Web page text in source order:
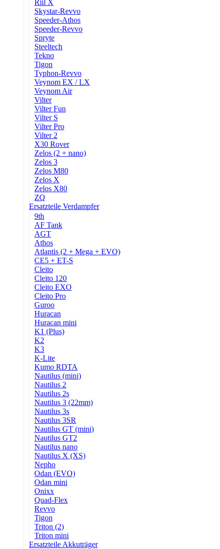
Riil X
Skystar-Revvo
Speeder-Athos
Speeder-Revvo
Spryte
Steeltech
Tekno
Tigon
Typhon-Revvo
Veynom EX / LX
Veynom Air
Vilter
Vilter Fun
Vilter S
Vilter Pro
Vilter 2
X30 Rover
Zelos (2 + nano)
Zelos 3
Zelos M80
Zelos X
Zelos X80
ZQ
Ersatzteile Verdampfer
9th
AF Tank
AGT
Athos
Atlantis (2 + Mega + EVO)
CE5 + ET-S
Cleito
Cleito 120
Cleito EXO
Cleito Pro
Guroo
Huracan
Huracan mini
K1 (Plus)
K2
K3
K-Lite
Kumo RDTA
Nautilus (mini)
Nautilus 2
Nautilus 2s
Nautilus 3 (22mm)
Nautilus 3s
Nautilus 3SR
Nautilus GT (mini)
Nautilus GT2
Nautilus nano
Nautilus X (XS)
Nepho
Odan (EVO)
Odan mini
Onixx
Quad-Flex
Revvo
Tigon
Triton (2)
Triton mini
Ersatzteile Akkuträger